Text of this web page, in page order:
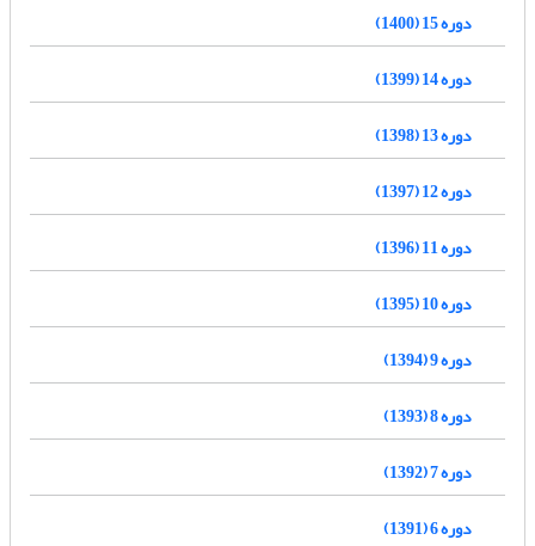
دوره 15 (1400)
دوره 14 (1399)
دوره 13 (1398)
دوره 12 (1397)
دوره 11 (1396)
دوره 10 (1395)
دوره 9 (1394)
دوره 8 (1393)
دوره 7 (1392)
دوره 6 (1391)